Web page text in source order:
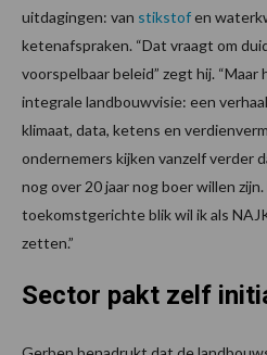
uitdagingen: van stikstofen
ketenafspraken. “Dat vraagt om
voorspelbaar beleid” zegt hij.
integrale landbouwvisie: een
klimaat, data, ketens en
ondernemers kijken vanzelf verder
nog over 20 jaar nog boer willen zijn.
toekomstgerichte blik wil ik als
zetten.”
Sector pakt zelf